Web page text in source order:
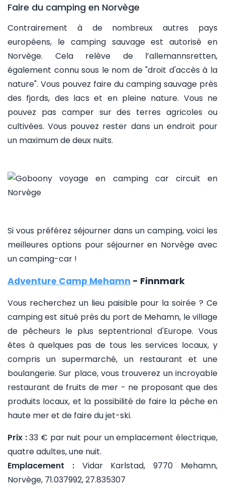
Faire du camping en Norvège
Contrairement à de nombreux autres pays
européens, le camping sauvage est autorisé en
Norvège. Cela relève de l’allemannsretten,
également connu sous le nom de "droit d'accès à la
nature". Vous pouvez faire du camping sauvage près
des fjords, des lacs et en pleine nature. Vous ne
pouvez pas camper sur des terres agricoles ou
cultivées. Vous pouvez rester dans un endroit pour
un maximum de deux nuits.
Si vous préférez séjourner dans un camping, voici les
meilleures options pour séjourner en Norvège avec
un camping-car !
Adventure Camp Mehamn - Finnmark
Vous recherchez un lieu paisible pour la soirée ? Ce
camping est situé près du port de Mehamn, le village
de pêcheurs le plus septentrional d'Europe. Vous
êtes à quelques pas de tous les services locaux, y
compris un supermarché, un restaurant et une
boulangerie. Sur place, vous trouverez un incroyable
restaurant de fruits de mer - ne proposant que des
produits locaux, et la possibilité de faire la pêche en
haute mer et de faire du jet-ski.
Prix :33 € par nuit pour un emplacement électrique,
quatre adultes, une nuit.
Emplacement :Vidar Karlstad, 9770 Mehamn,
Norvège, 71.037992, 27.835307